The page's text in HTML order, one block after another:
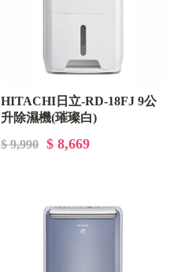
HITACHI日立-RD-18FJ 9公
升除濕機(璀璨白)
$ 9,990
$ 8,669